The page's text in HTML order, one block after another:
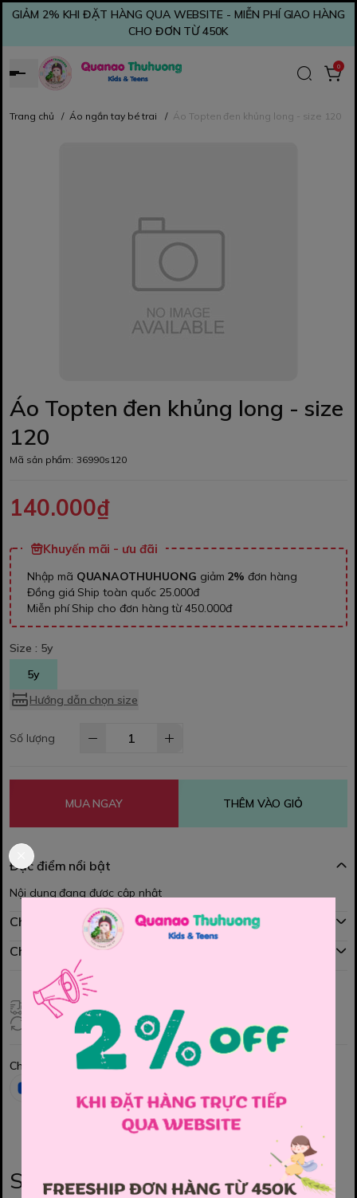
GIẢM 2% KHI ĐẶT HÀNG QUA WEBSITE - MIỄN PHÍ GIAO HÀNG
CHO ĐƠN TỪ 450K
0
Trang chủ / Áo ngắn tay bé trai / Áo Topten đen khủng long - size 120
Áo Topten đen khủng long - size
120
Mã sản phẩm: 36990s120
140.000₫
Khuyến mãi - ưu đãi
Nhập mã QUANAOTHUHUONG giảm 2% đơn hàng
Đồng giá Ship toàn quốc 25.000đ
Miễn phí Ship cho đơn hàng từ 450.000đ
Size : 5y
5y
Hướng dẫn chọn size
Số lượng
MUA NGAY THÊM VÀO GIỎ
Đặc điểm nổi bật
Nội dung đang được cập nhật
Chính sách mua hàng
Chính sách đổi hàng
Giao hàng toàn quốc
Đổi hàng 3 ngày (HCM), 7 ngày (Tỉnh)
Chia sẻ
Sản phẩm liên quan